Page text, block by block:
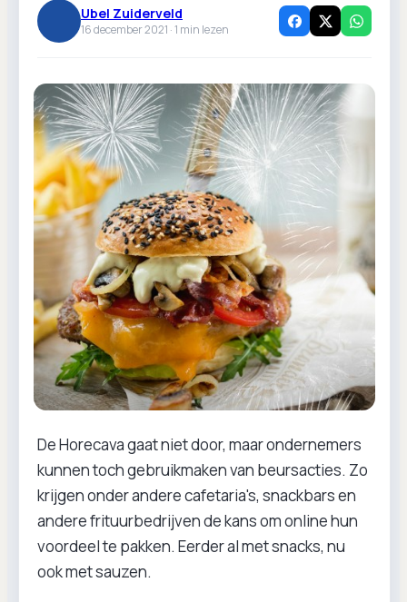
Ubel Zuiderveld
16 december 2021 ·1 min lezen
De Horecava gaat niet door, maar ondernemers
kunnen toch gebruikmaken van beursacties. Zo
krijgen onder andere cafetaria's, snackbars en
andere frituurbedrijven de kans om online hun
voordeel te pakken. Eerder al met snacks, nu
ook met sauzen.